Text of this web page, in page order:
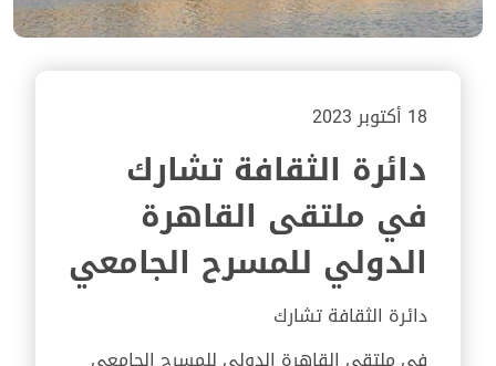
18 أكتوبر 2023
دائرة الثقافة تشارك
في ملتقى القاهرة
الدولي للمسرح الجامعي
دائرة الثقافة تشارك